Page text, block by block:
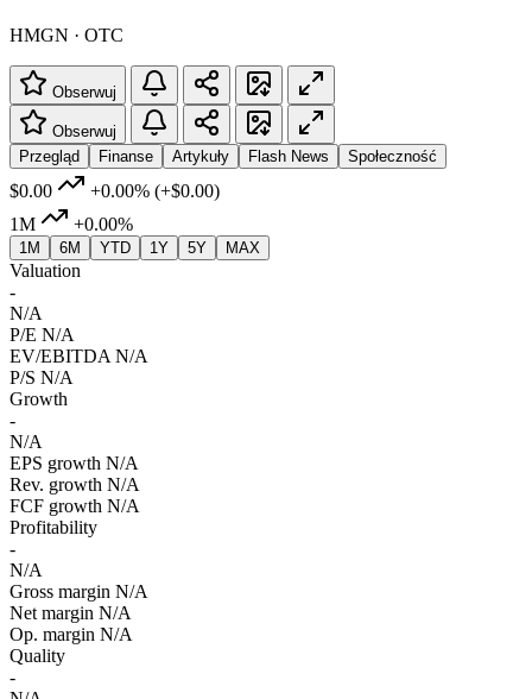
HMGN · OTC
Obserwuj
Obserwuj
Przegląd
Finanse Artykuły Flash News Społeczność
$0.00 +0.00% (+$0.00)
1M
+0.00%
1M 6M YTD 1Y 5Y MAX
Valuation
-
N/A
P/E N/A
EV/EBITDA N/A
P/S N/A
Growth
-
N/A
EPS growth N/A
Rev. growth N/A
FCF growth N/A
Profitability
-
N/A
Gross margin N/A
Net margin N/A
Op. margin N/A
Quality
-